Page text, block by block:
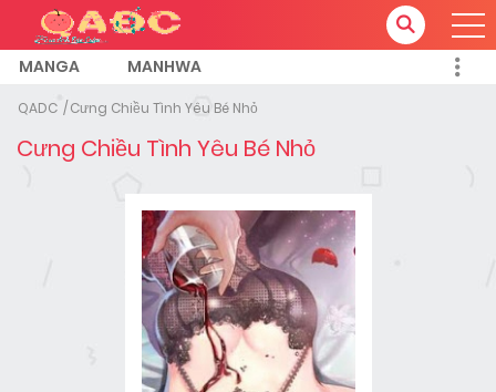
MANGA MANHWA
QADC Cưng Chiều Tình Yêu Bé Nhỏ
Cưng Chiều Tình Yêu Bé Nhỏ